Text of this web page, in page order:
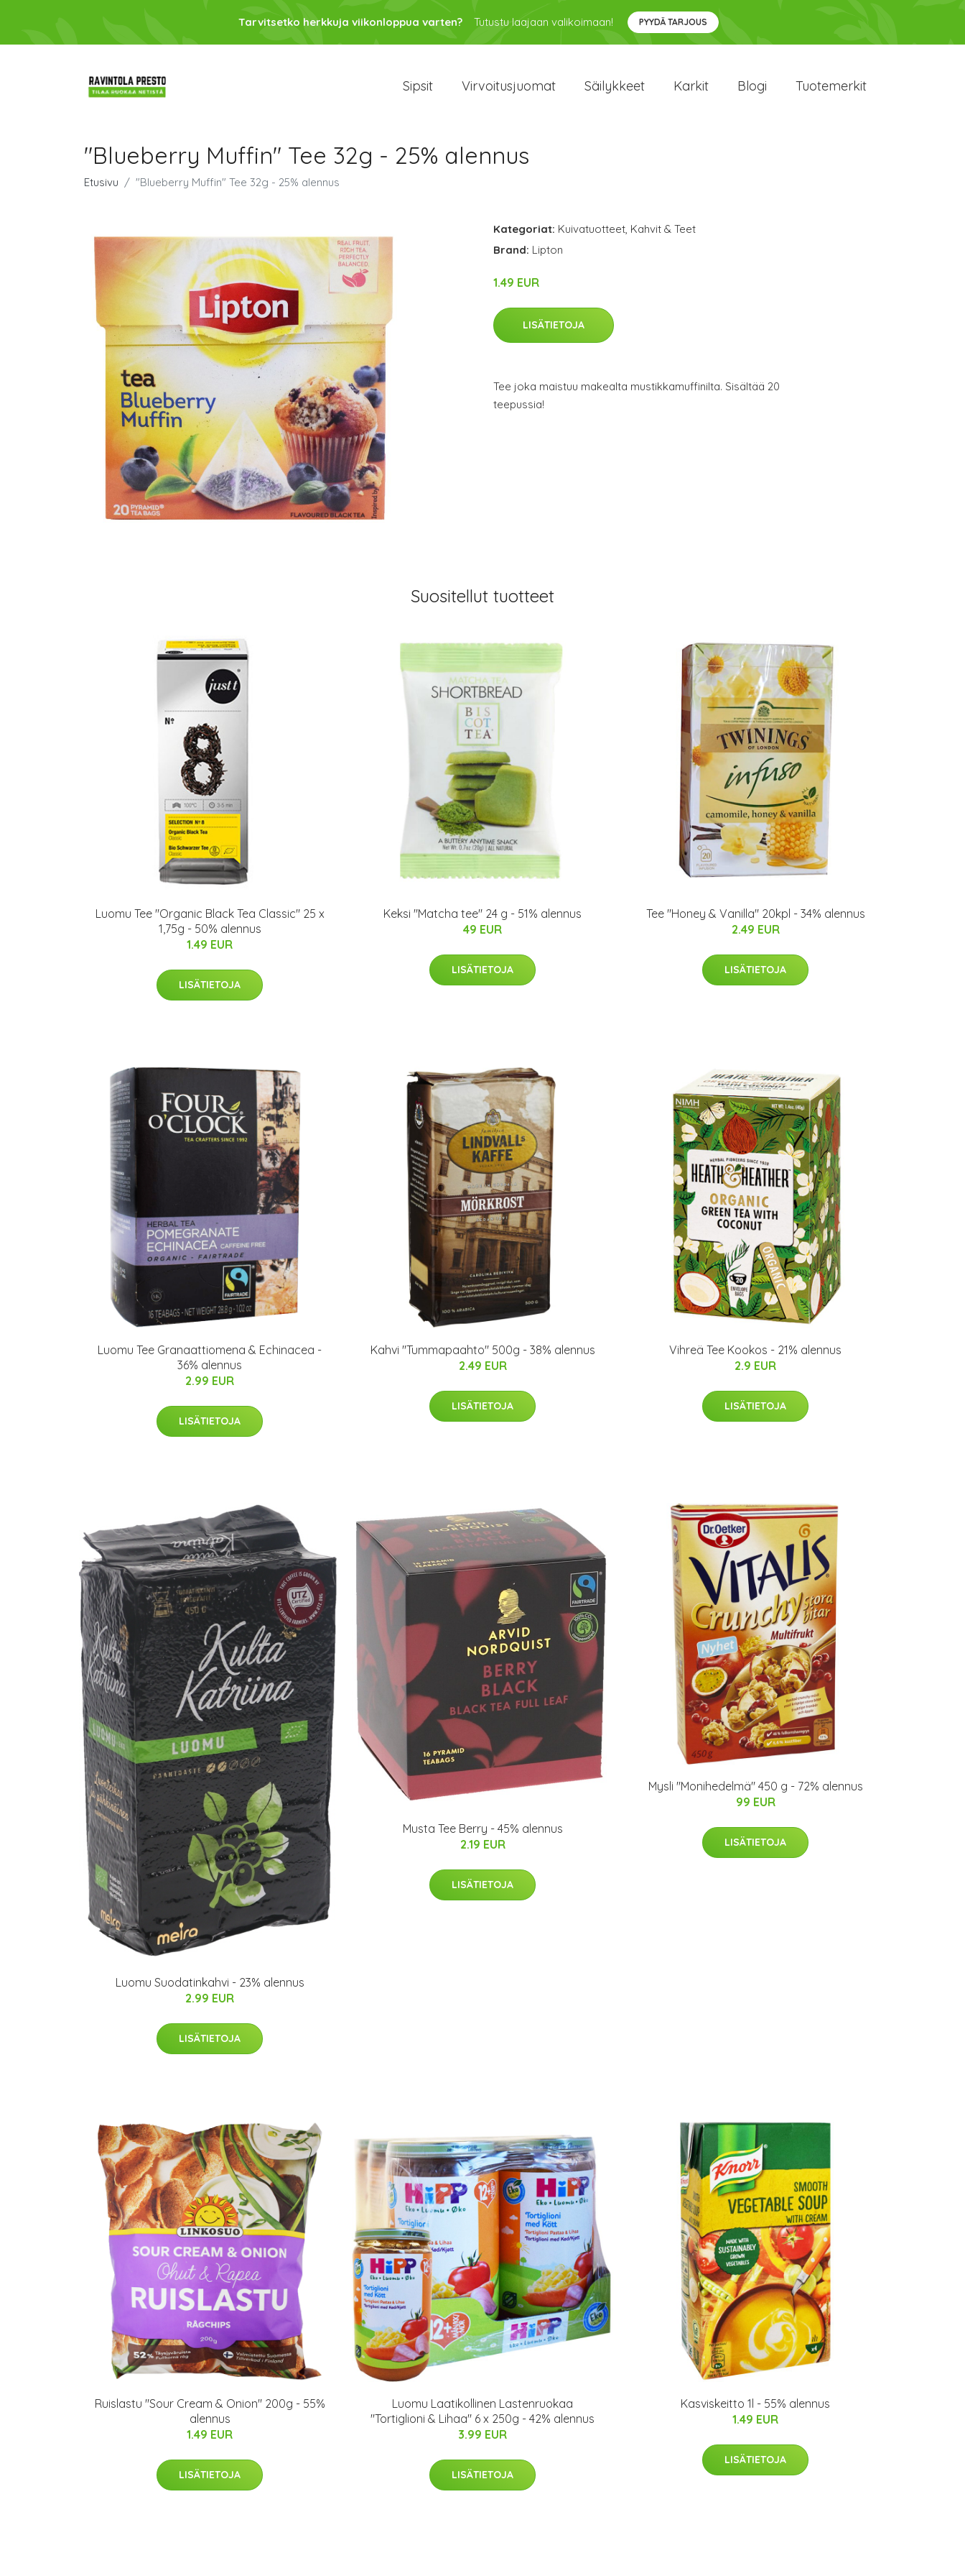
Tarvitsetko herkkuja viikonloppua varten? Tutustu laajaan valikoimaan! PYYDÄ TARJOUS
Sipsit Virvoitusjuomat Säilykkeet Karkit Blogi Tuotemerkit
"Blueberry Muffin" Tee 32g - 25% alennus
Etusivu "Blueberry Muffin" Tee 32g - 25% alennus
Kategoriat: Kuivatuotteet, Kahvit & Teet
Brand: Lipton
1.49 EUR
LISÄTIETOJA
Tee joka maistuu makealta mustikkamuffinilta. Sisältää 20
teepussia!
Suositellut tuotteet
Luomu Tee "Organic Black Tea Classic" 25 x
1,75g - 50% alennus
1.49 EUR
LISÄTIETOJA
Keksi "Matcha tee" 24 g - 51% alennus
49 EUR
LISÄTIETOJA
Tee "Honey & Vanilla" 20kpl - 34% alennus
2.49 EUR
LISÄTIETOJA
Luomu Tee Granaattiomena & Echinacea -
36% alennus
2.99 EUR
LISÄTIETOJA
Kahvi "Tummapaahto" 500g - 38% alennus
2.49 EUR
LISÄTIETOJA
Vihreä Tee Kookos - 21% alennus
2.9 EUR
LISÄTIETOJA
Luomu Suodatinkahvi - 23% alennus
2.99 EUR
LISÄTIETOJA
Musta Tee Berry - 45% alennus
2.19 EUR
LISÄTIETOJA
Mysli "Monihedelmä" 450 g - 72% alennus
99 EUR
LISÄTIETOJA
Ruislastu "Sour Cream & Onion" 200g - 55%
alennus
1.49 EUR
LISÄTIETOJA
Luomu Laatikollinen Lastenruokaa
"Tortiglioni & Lihaa" 6 x 250g - 42% alennus
3.99 EUR
LISÄTIETOJA
Kasviskeitto 1l - 55% alennus
1.49 EUR
LISÄTIETOJA